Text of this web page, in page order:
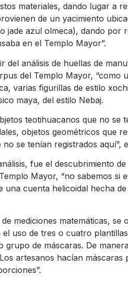
materiales, dando lugar a
de un yacimiento
jade azul olmeca), dando por
en el Templo Mayor”.
del análisis de huellas de
del Templo Mayor, “como
varias figurillas de estilo
maya, del estilo Nebaj.
teotihuacanos que no
objetos geométricos que
se tenían registrados aquí”,
fue el descubrimiento
Mayor, “no sabemos si
cuenta helicoidal hecha
mediciones matemáticas,
uso de tres o cuatro
de máscaras. De
artesanos hacían máscaras